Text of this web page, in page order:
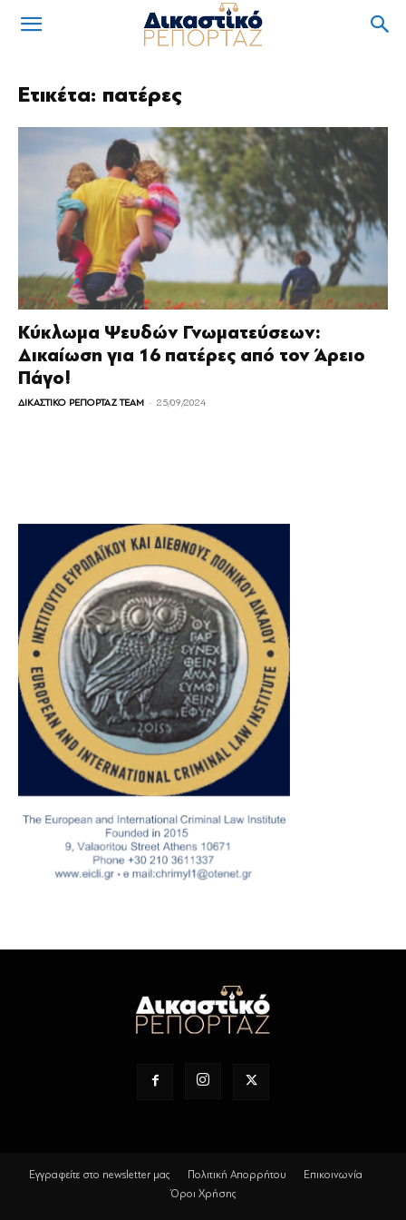
Ετικέτα: πατέρες
Kύκλωμα Ψευδών Γνωματεύσεων:
Δικαίωση για 16 πατέρες από τον Άρειο
Πάγο!
ΔΙΚΑΣΤΙΚΟ ΡΕΠΟΡΤΑΖ TEAM - 25/09/2024
Εγγραφείτε στο newsletter μας Πολιτική Απορρήτου
Επικοινωνία
Όροι Χρήσης